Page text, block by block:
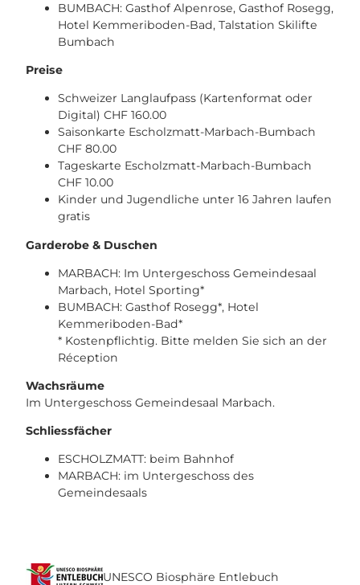
BUMBACH: Gasthof Alpenrose, Gasthof Rosegg,
Hotel Kemmeriboden-Bad, Talstation Skilifte
Bumbach
Preise
Schweizer Langlaufpass (Kartenformat oder
Digital) CHF 160.00
Saisonkarte Escholzmatt-Marbach-Bumbach
CHF 80.00
Tageskarte Escholzmatt-Marbach-Bumbach
CHF 10.00
Kinder und Jugendliche unter 16 Jahren laufen
gratis
Garderobe & Duschen
MARBACH: Im Untergeschoss Gemeindesaal
Marbach, Hotel Sporting*
BUMBACH: Gasthof Rosegg*, Hotel
Kemmeriboden-Bad*
* Kostenpflichtig. Bitte melden Sie sich an der
Réception
Wachsräume
Im Untergeschoss Gemeindesaal Marbach.
Schliessfächer
ESCHOLZMATT: beim Bahnhof
MARBACH: im Untergeschoss des
Gemeindesaals
UNESCO Biosphäre Entlebuch